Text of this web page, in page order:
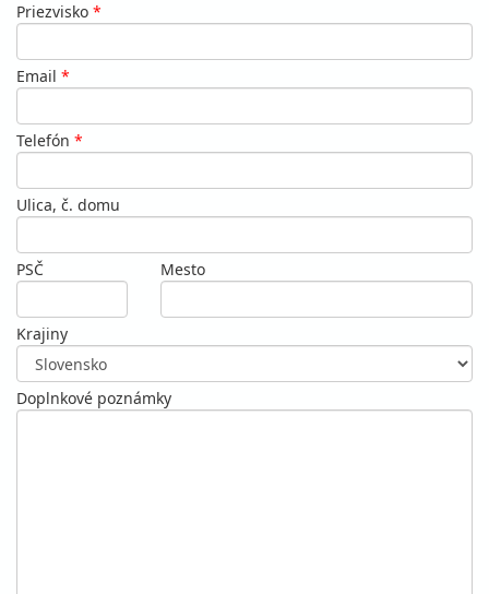
Priezvisko *
Email *
Telefón *
Ulica, č. domu
PSČ Mesto
Krajiny
Doplnkové poznámky